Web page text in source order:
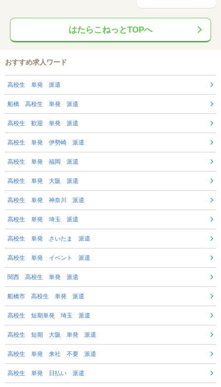
はたらこねっとTOPへ
おすすめ求人ワード
高校生 単発 派遣
船橋 高校生 単発 派遣
高校生 歓迎 単発 派遣
高校生 単発 伊勢崎 派遣
高校生 単発 福岡 派遣
高校生 単発 大阪 派遣
高校生 単発 神奈川 派遣
高校生 単発 埼玉 派遣
高校生 単発 さいたま 派遣
高校生 単発 イベント 派遣
関西 高校生 単発 派遣
船橋市 高校生 単発 派遣
高校生 短期単発 埼玉 派遣
高校生 短期 大阪 単発 派遣
高校生 単発 来社 不要 派遣
高校生 単発 日払い 派遣